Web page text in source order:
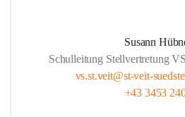
Susann
Schulleitung Stellvertretung
vs.st.veit@st-veit-
+43 3453